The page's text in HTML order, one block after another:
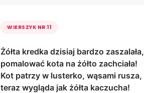
WIERSZYK NR 11
Żółta kredka dzisiaj bardzo zaszalała,
pomalować kota na żółto zachciała!
Kot patrzy w lusterko, wąsami rusza,
teraz wygląda jak żółta kaczucha!